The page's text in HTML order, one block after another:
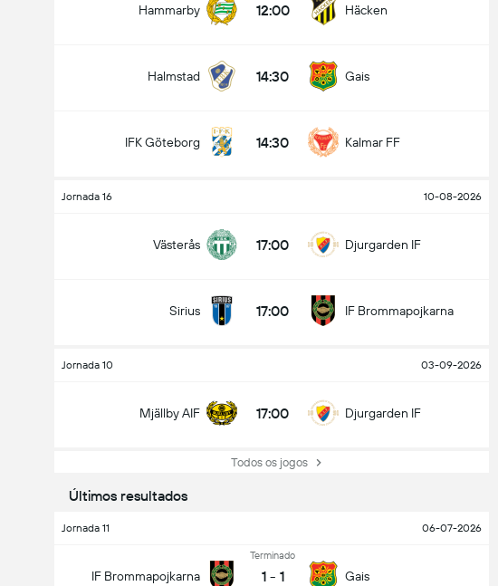
Hammarby 12:00 Häcken
Halmstad 14:30 Gais
IFK Göteborg 14:30 Kalmar FF
Jornada 16 10-08-2026
Västerås 17:00 Djurgarden IF
Sirius 17:00 IF Brommapojkarna
Jornada 10 03-09-2026
Mjällby AIF 17:00 Djurgarden IF
Todos os jogos
Últimos resultados
Jornada 11 06-07-2026
IF Brommapojkarna
Terminado
1 - 1 Gais
Campeonato Sueco
09-08